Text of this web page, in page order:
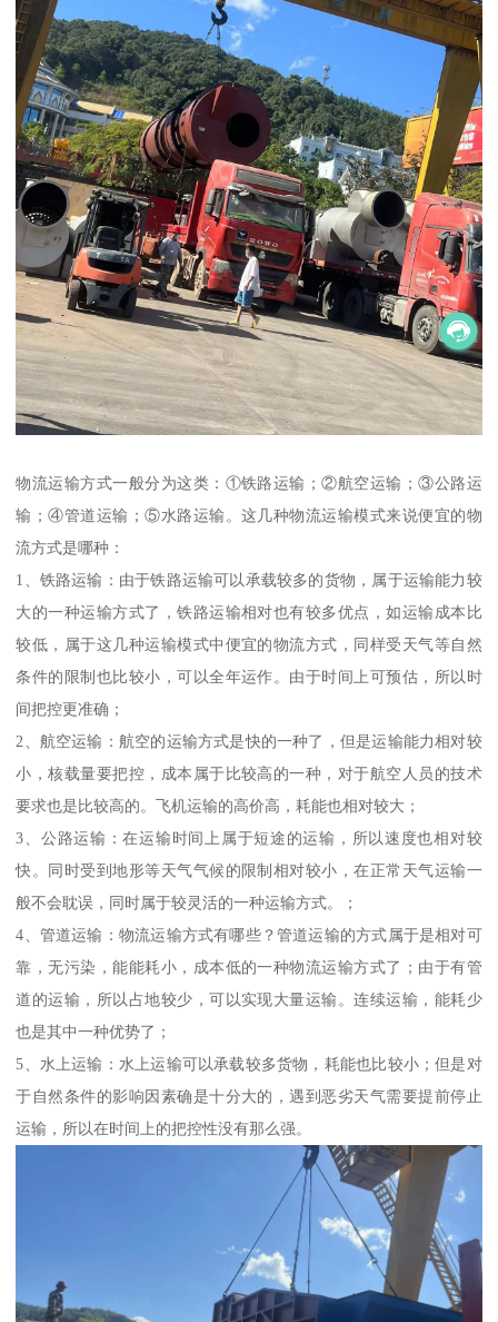
物流运输方式一般分为这类：①铁路运输；②航空运输；③公路运
输；④管道运输；⑤水路运输。这几种物流运输模式来说便宜的物
流方式是哪种：
1、铁路运输：由于铁路运输可以承载较多的货物，属于运输能力较
大的一种运输方式了，铁路运输相对也有较多优点，如运输成本比
较低，属于这几种运输模式中便宜的物流方式，同样受天气等自然
条件的限制也比较小，可以全年运作。由于时间上可预估，所以时
间把控更准确；
2、航空运输：航空的运输方式是快的一种了，但是运输能力相对较
小，核载量要把控，成本属于比较高的一种，对于航空人员的技术
要求也是比较高的。飞机运输的高价高，耗能也相对较大；
3、公路运输：在运输时间上属于短途的运输，所以速度也相对较
快。同时受到地形等天气气候的限制相对较小，在正常天气运输一
般不会耽误，同时属于较灵活的一种运输方式。；
4、管道运输：物流运输方式有哪些？管道运输的方式属于是相对可
靠，无污染，能能耗小，成本低的一种物流运输方式了；由于有管
道的运输，所以占地较少，可以实现大量运输。连续运输，能耗少
也是其中一种优势了；
5、水上运输：水上运输可以承载较多货物，耗能也比较小；但是对
于自然条件的影响因素确是十分大的，遇到恶劣天气需要提前停止
运输，所以在时间上的把控性没有那么强。